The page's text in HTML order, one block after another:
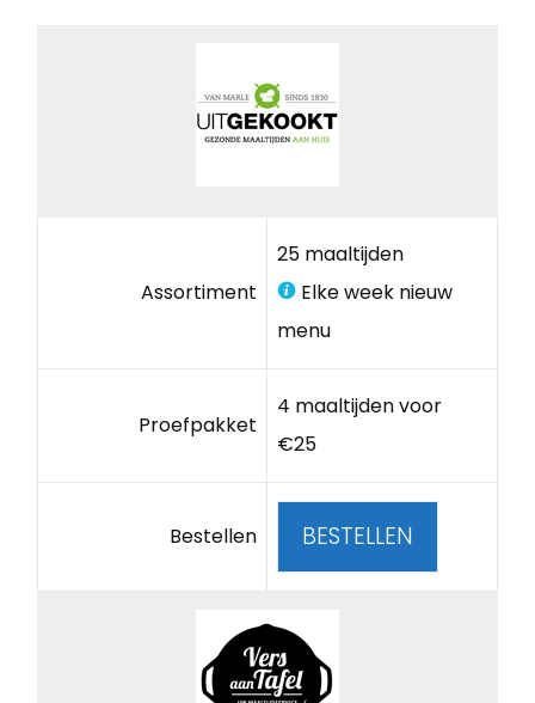
Assortiment
25 maaltijden
Elke week nieuw
menu
Proefpakket
4 maaltijden voor
€25
Bestellen BESTELLEN